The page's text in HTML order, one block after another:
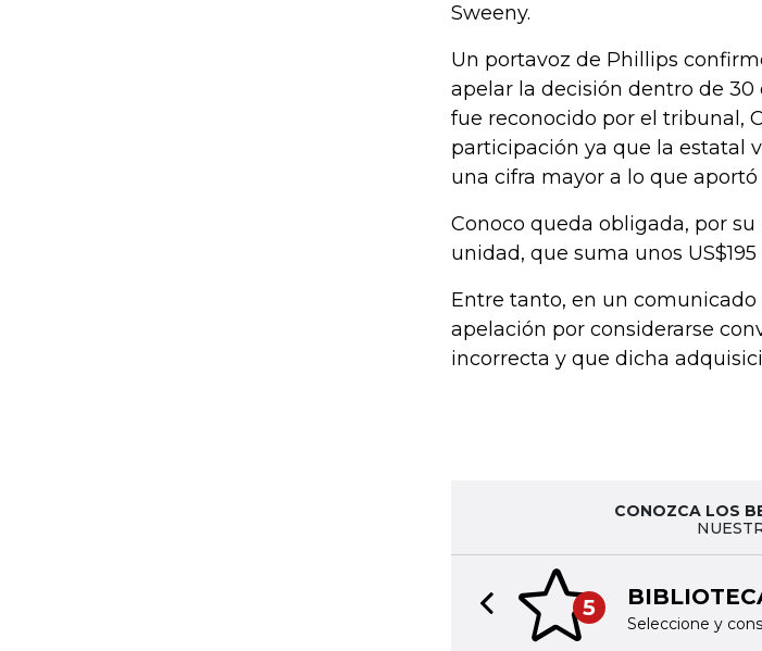
Sweeny.
Un portavoz de Phillips
apelar la decisión dentro de
fue reconocido por el tribunal,
participación ya que la estatal
una cifra mayor a lo que
Conoco queda obligada, por
unidad, que suma unos
Entre tanto, en un
apelación por considerarse
incorrecta y que dicha
CONOZCA LOS
5
Seleccione y
Previous slide